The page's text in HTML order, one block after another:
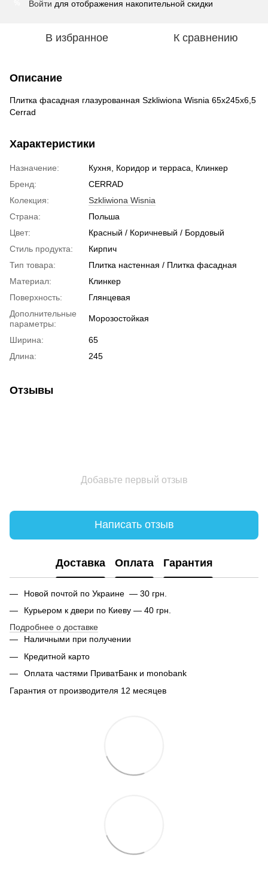
Войти для отображения накопительной скидки
В избранное К сравнению
Описание
Плитка фасадная глазурованная Szkliwiona Wisnia 65x245x6,5
Cerrad
Характеристики
Назначение:
Кухня, Коридор и терраса, Клинкер
Бренд:
CERRAD
Колекция:
Szkliwiona Wisnia
Страна:
Польша
Цвет:
Красный / Коричневый / Бордовый
Стиль продукта:
Кирпич
Тип товара:
Плитка настенная / Плитка фасадная
Материал:
Клинкер
Поверхность:
Глянцевая
Дополнительные
параметры:
Морозостойкая
Ширина:
65
Длина:
245
Отзывы
Добавьте первый отзыв
Написать отзыв
Доставка Оплата Гарантия
Новой почтой по Украине — 30 грн.
Курьером к двери по Киеву — 40 грн.
Подробнее о доставке
Наличными при получении
Кредитной карто
Оплата частями ПриватБанк и monobank
Гарантия от производителя 12 месяцев